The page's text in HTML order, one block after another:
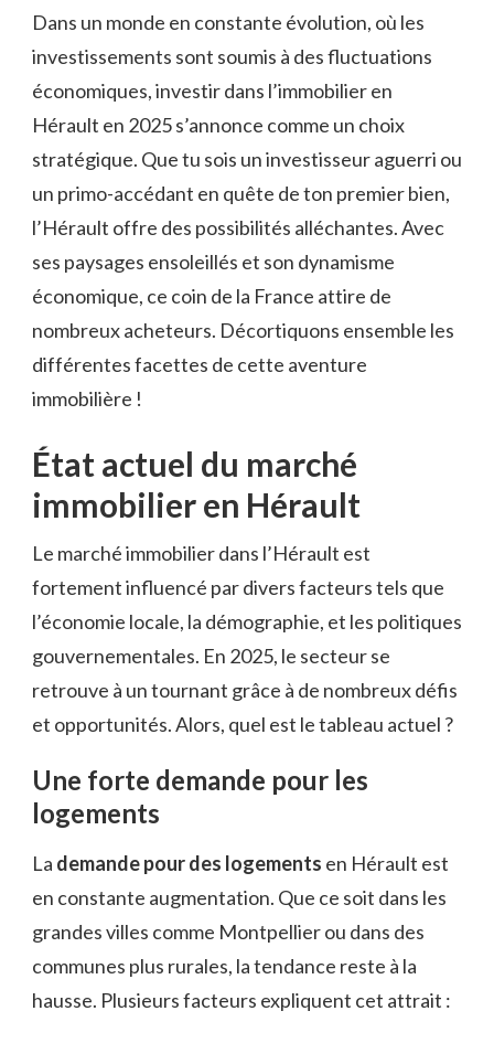
Dans un monde en constante évolution, où les
investissements sont soumis à des fluctuations
économiques, investir dans l’immobilier en
Hérault en 2025 s’annonce comme un choix
stratégique. Que tu sois un investisseur aguerri ou
un primo-accédant en quête de ton premier bien,
l’Hérault offre des possibilités alléchantes. Avec
ses paysages ensoleillés et son dynamisme
économique, ce coin de la France attire de
nombreux acheteurs. Décortiquons ensemble les
différentes facettes de cette aventure
immobilière !
État actuel du marché
immobilier en Hérault
Le marché immobilier dans l’Hérault est
fortement influencé par divers facteurs tels que
l’économie locale, la démographie, et les politiques
gouvernementales. En 2025, le secteur se
retrouve à un tournant grâce à de nombreux défis
et opportunités. Alors, quel est le tableau actuel ?
Une forte demande pour les
logements
La demande pour des logements en Hérault est
en constante augmentation. Que ce soit dans les
grandes villes comme Montpellier ou dans des
communes plus rurales, la tendance reste à la
hausse. Plusieurs facteurs expliquent cet attrait :